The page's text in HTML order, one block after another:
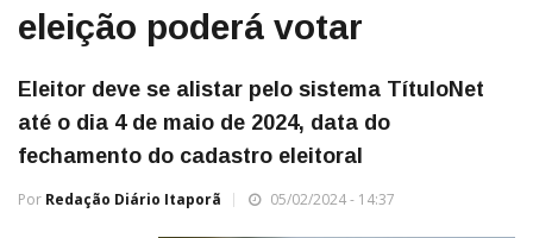
eleição poderá votar
Eleitor deve se alistar pelo sistema TítuloNet
até o dia 4 de maio de 2024, data do
fechamento do cadastro eleitoral
Por Redação Diário Itaporã 05/02/2024 - 14:37